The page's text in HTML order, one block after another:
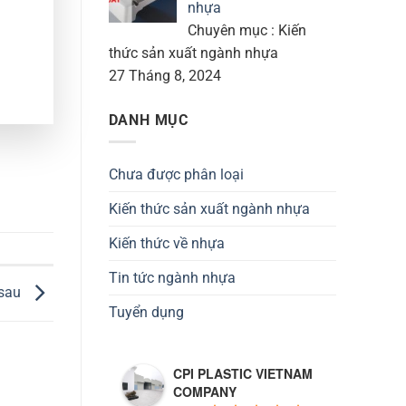
nhựa
Chuyên mục : Kiến
thức sản xuất ngành nhựa
27 Tháng 8, 2024
DANH MỤC
Chưa được phân loại
Kiến thức sản xuất ngành nhựa
Kiến thức về nhựa
Tin tức ngành nhựa
Tuyển dụng
CPI PLASTIC VIETNAM
COMPANY